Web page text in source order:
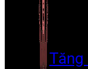
Tăng